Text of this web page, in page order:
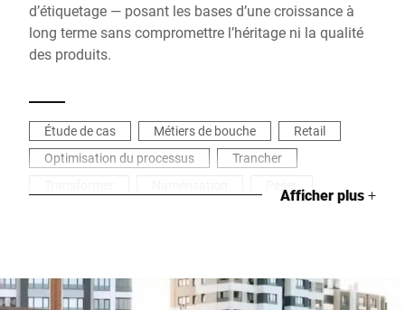
d’étiquetage — posant les bases d’une croissance à
long terme sans compromettre l’héritage ni la qualité
des produits.
Étude de cas Métiers de bouche
Retail
Optimisation du processus
Trancher
Afficher plus+